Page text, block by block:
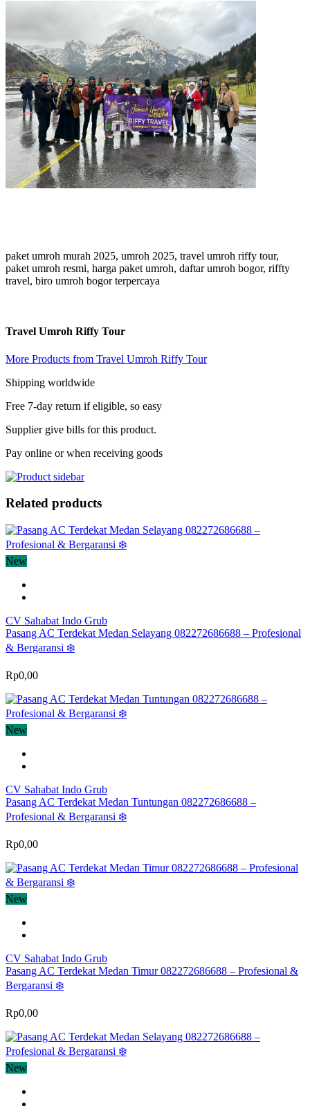
paket umroh murah 2025, umroh 2025, travel umroh riffy tour,
paket umroh resmi, harga paket umroh, daftar umroh bogor, riffty
travel, biro umroh bogor terpercaya
Travel Umroh Riffy Tour
More Products from Travel Umroh Riffy Tour
Shipping worldwide
Free 7-day return if eligible, so easy
Supplier give bills for this product.
Pay online or when receiving goods
Related products
New
CV Sahabat Indo Grub
Pasang AC Terdekat Medan Selayang 082272686688 – Profesional
& Bergaransi ❄️
Rp0,00
New
CV Sahabat Indo Grub
Pasang AC Terdekat Medan Tuntungan 082272686688 –
Profesional & Bergaransi ❄️
Rp0,00
New
CV Sahabat Indo Grub
Pasang AC Terdekat Medan Timur 082272686688 – Profesional &
Bergaransi ❄️
Rp0,00
New